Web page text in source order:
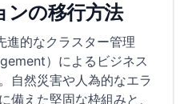
ンの移行方法
進的なクラスター管理
）によるビジネス
自然災害や人為的なエラ
備えた堅固な枠組みと、